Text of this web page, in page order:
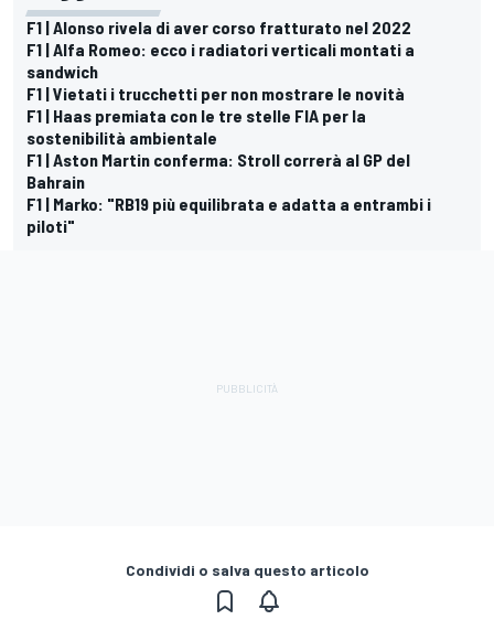
F1 | Alonso rivela di aver corso fratturato nel 2022
F1 | Alfa Romeo: ecco i radiatori verticali montati a
sandwich
F1 | Vietati i trucchetti per non mostrare le novità
F1 | Haas premiata con le tre stelle FIA per la
sostenibilità ambientale
F1 | Aston Martin conferma: Stroll correrà al GP del
Bahrain
F1 | Marko: "RB19 più equilibrata e adatta a entrambi i
piloti"
Condividi o salva questo articolo